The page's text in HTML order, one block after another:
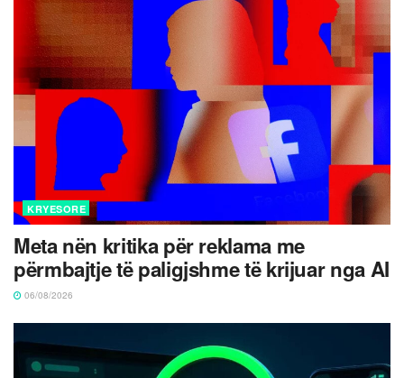
KRYESORE
Meta nën kritika për reklama me
përmbajtje të paligjshme të krijuar nga AI
06/08/2026